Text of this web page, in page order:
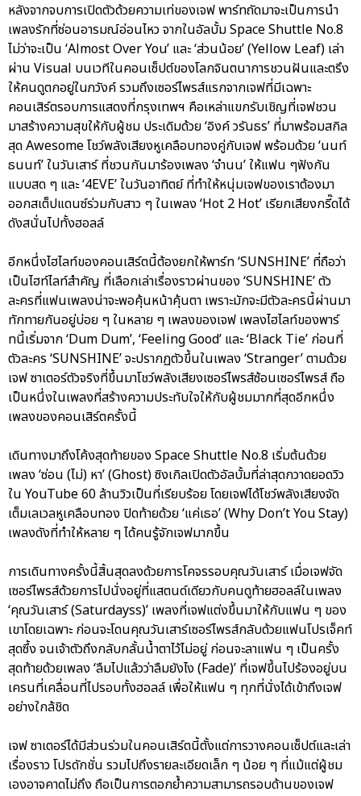
หลังจากจบการเปิดตัวด้วยความเท่ของเจฟ พาร์ทถัดมาจะเป็นการนำ
เพลงรักที่ซ่อนอารมณ์อ่อนไหว จากในอัลบั้ม Space Shuttle No.8
ไม่ว่าจะเป็น ‘Almost Over You’ และ ‘ส่วนน้อย’ (Yellow Leaf) เล่า
ผ่าน Visual บนเวทีในคอนเซ็ปต์ของโลกจินตนาการชวนฝันและตรึง
ให้คนดูตกอยู่ในภวังค์ รวมถึงเซอร์ไพรส์แรกจากเจฟที่มีเฉพาะ
คอนเสิร์ตรอบการแสดงที่กรุงเทพฯ คือเหล่าแขกรับเชิญที่เจฟชวน
มาสร้างความสุขให้กับผู้ชม ประเดิมด้วย ‘อิงค์ วรันธร’ ที่มาพร้อมสกิล
สุด Awesome โชว์พลังเสียงหูเคลือบทองคู่กับเจฟ พร้อมด้วย ‘นนท์
ธนนท์’ ในวันเสาร์ ที่ชวนกันมาร้องเพลง ‘จำนน’ ให้แฟน ๆฟังกัน
แบบสด ๆ และ ‘4EVE’ ในวันอาทิตย์ ที่ทำให้หนุ่มเจฟของเราต้องมา
ออกสเต็ปแดนซ์ร่วมกับสาว ๆ ในเพลง ‘Hot 2 Hot’ เรียกเสียงกรี๊ดได้
ดังสนั่นไปทั้งฮอลล์
อีกหนึ่งไฮไลท์ของคอนเสิร์ตนี้ต้องยกให้พาร์ท ‘SUNSHINE’ ที่ถือว่า
เป็นไฮท์ไลท์สำคัญ ที่เลือกเล่าเรื่องราวผ่านของ ‘SUNSHINE’ ตัว
ละครที่แฟนเพลงน่าจะพอคุ้นหน้าคุ้นตา เพราะมักจะมีตัวละครนี้ผ่านมา
ทักทายกันอยู่บ่อย ๆ ในหลาย ๆ เพลงของเจฟ เพลงไฮไลท์ของพาร์
ทนี้เริ่มจาก ‘Dum Dum’, ‘Feeling Good’ และ ‘Black Tie’ ก่อนที่
ตัวละคร ‘SUNSHINE’ จะปรากฏตัวขึ้นในเพลง ‘Stranger’ ตามด้วย
เจฟ ซาเตอร์ตัวจริงที่ขึ้นมาโชว์พลังเสียงเซอร์ไพรส์ซ้อนเซอร์ไพรส์ ถือ
เป็นหนึ่งในเพลงที่สร้างความประทับใจให้กับผู้ชมมากที่สุดอีกหนึ่ง
เพลงของคอนเสิร์ตครั้งนี้
เดินทางมาถึงโค้งสุดท้ายของ Space Shuttle No.8 เริ่มต้นด้วย
เพลง ‘ซ่อน (ไม่) หา’ (Ghost) ซิงเกิลเปิดตัวอัลบั้มที่ล่าสุดกวาดยอดวิว
ใน YouTube 60 ล้านวิวเป็นที่เรียบร้อย โดยเจฟได้โชว์พลังเสียงจัด
เต็มเลเวลหูเคลือบทอง ปิดท้ายด้วย ‘แค่เธอ’ (Why Don’t You Stay)
เพลงดังที่ทำให้หลาย ๆ ได้คนรู้จักเจฟมากขึ้น
การเดินทางครั้งนี้สิ้นสุดลงด้วยการโคจรรอบคุณวันเสาร์ เมื่อเจฟจัด
เซอร์ไพรส์ด้วยการไปนั่งอยู่ที่แสตนด์เดียวกับคนดูท้ายฮอลล์ในเพลง
‘คุณวันเสาร์ (Saturdayss)’ เพลงที่เจฟแต่งขึ้นมาให้กับแฟน ๆ ของ
เขาโดยเฉพาะ ก่อนจะโดนคุณวันเสาร์เซอร์ไพรส์กลับด้วยแฟนโปรเจ็คท์
สุดซึ้ง จนเจ้าตัวถึงกลับกลั้นน้ำตาไว้ไม่อยู่ ก่อนจะลาแฟน ๆ เป็นครั้ง
สุดท้ายด้วยเพลง ‘ลืมไปแล้วว่าลืมยังไง (Fade)’ ที่เจฟขึ้นไปร้องอยู่บน
เครนที่เคลื่อนที่ไปรอบทั้งฮอลล์ เพื่อให้แฟน ๆ ทุกที่นั่งได้เข้าถึงเจฟ
อย่างใกล้ชิด
เจฟ ซาเตอร์ได้มีส่วนร่วมในคอนเสิร์ตนี้ตั้งแต่การวางคอนเซ็ปต์และเล่า
เรื่องราว โปรดักชั่น รวมไปถึงรายละเอียดเล็ก ๆ น้อย ๆ ที่แม้แต่ผู้ชม
เองอาจคาดไม่ถึง ถือเป็นการตอกย้ำความสามารถรอบด้านของเจฟ